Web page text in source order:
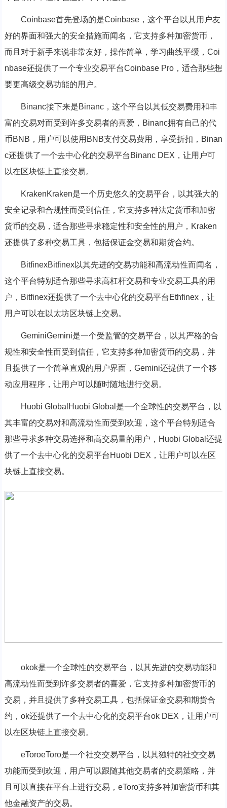
Coinbase首先登场的是Coinbase，这个平台以其用户友
好的界面和强大的安全措施而闻名，它支持多种加密货币，
而且对于新手来说非常友好，操作简单，学习曲线平缓，Coi
nbase还提供了一个专业交易平台Coinbase Pro，适合那些想
要更高级交易功能的用户。
Binanc接下来是Binanc，这个平台以其低交易费用和丰
富的交易对而受到许多交易者的喜爱，Binanc拥有自己的代
币BNB，用户可以使用BNB支付交易费用，享受折扣，Binan
c还提供了一个去中心化的交易平台Binanc DEX，让用户可
以在区块链上直接交易。
KrakenKraken是一个历史悠久的交易平台，以其强大的
安全记录和合规性而受到信任，它支持多种法定货币和加密
货币的交易，适合那些寻求稳定性和安全性的用户，Kraken
还提供了多种交易工具，包括保证金交易和期货合约。
BitfinexBitfinex以其先进的交易功能和高流动性而闻名，
这个平台特别适合那些寻求高杠杆交易和专业交易工具的用
户，Bitfinex还提供了一个去中心化的交易平台Ethfinex，让
用户可以在以太坊区块链上交易。
GeminiGemini是一个受监管的交易平台，以其严格的合
规性和安全性而受到信任，它支持多种加密货币的交易，并
且提供了一个简单直观的用户界面，Gemini还提供了一个移
动应用程序，让用户可以随时随地进行交易。
Huobi GlobalHuobi Global是一个全球性的交易平台，以
其丰富的交易对和高流动性而受到欢迎，这个平台特别适合
那些寻求多种交易选择和高交易量的用户，Huobi Global还提
供了一个去中心化的交易平台Huobi DEX，让用户可以在区
块链上直接交易。
okok是一个全球性的交易平台，以其先进的交易功能和
高流动性而受到许多交易者的喜爱，它支持多种加密货币的
交易，并且提供了多种交易工具，包括保证金交易和期货合
约，ok还提供了一个去中心化的交易平台ok DEX，让用户可
以在区块链上直接交易。
eToroeToro是一个社交交易平台，以其独特的社交交易
功能而受到欢迎，用户可以跟随其他交易者的交易策略，并
且可以直接在平台上进行交易，eToro支持多种加密货币和其
他金融资产的交易。